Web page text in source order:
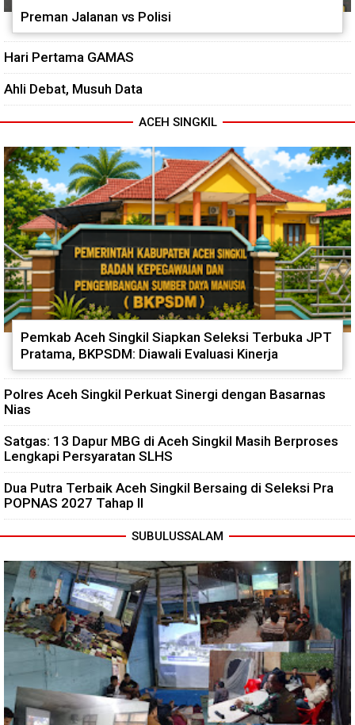
Preman Jalanan vs Polisi
Hari Pertama GAMAS
Ahli Debat, Musuh Data
ACEH SINGKIL
Pemkab Aceh Singkil Siapkan Seleksi Terbuka JPT
Pratama, BKPSDM: Diawali Evaluasi Kinerja
Polres Aceh Singkil Perkuat Sinergi dengan Basarnas
Nias
Satgas: 13 Dapur MBG di Aceh Singkil Masih Berproses
Lengkapi Persyaratan SLHS
Dua Putra Terbaik Aceh Singkil Bersaing di Seleksi Pra
POPNAS 2027 Tahap II
SUBULUSSALAM